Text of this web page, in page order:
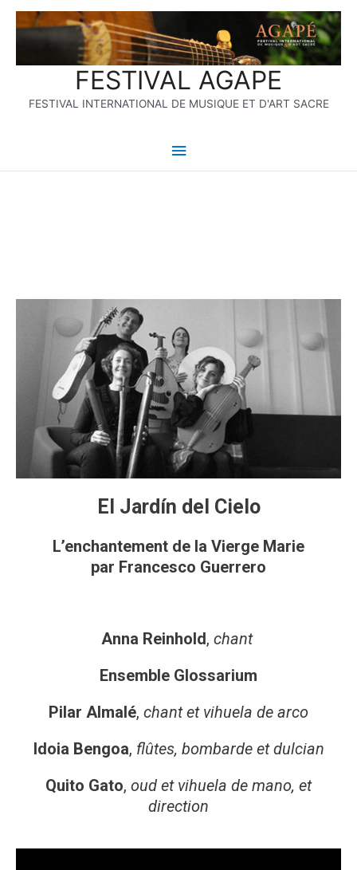
FESTIVAL AGAPE
FESTIVAL INTERNATIONAL DE MUSIQUE ET D'ART SACRE
Menu
principal
El Jardín del Cielo
L’enchantement de la Vierge Marie
par Francesco Guerrero
Anna Reinhold, chant
Ensemble Glossarium
Pilar Almalé, chant et vihuela de arco
Idoia Bengoa, flûtes, bombarde et dulcian
Quito Gato, oud et vihuela de mano, et
direction